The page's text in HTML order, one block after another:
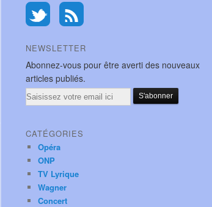
NEWSLETTER
Abonnez-vous pour être averti des nouveaux
articles publiés.
Email
CATÉGORIES
Opéra
ONP
TV Lyrique
Wagner
Concert